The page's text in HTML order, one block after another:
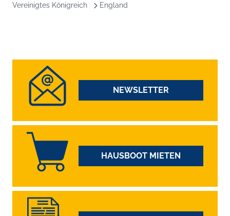
Vereinigtes Königreich
England
NEWSLETTER
HAUSBOOT MIETEN